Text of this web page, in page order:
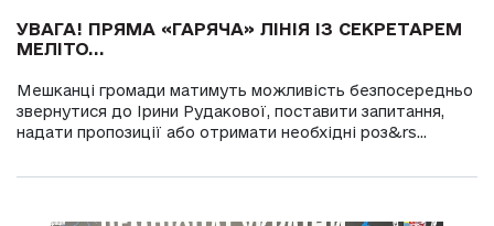
УВАГА! ПРЯМА «ГАРЯЧА» ЛІНІЯ ІЗ СЕКРЕТАРЕМ
МЕЛІТО...
Мешканці громади матимуть можливість безпосередньо
звернутися до Ірини Рудакової, поставити запитання,
надати пропозиції або отримати необхідні роз&rs...